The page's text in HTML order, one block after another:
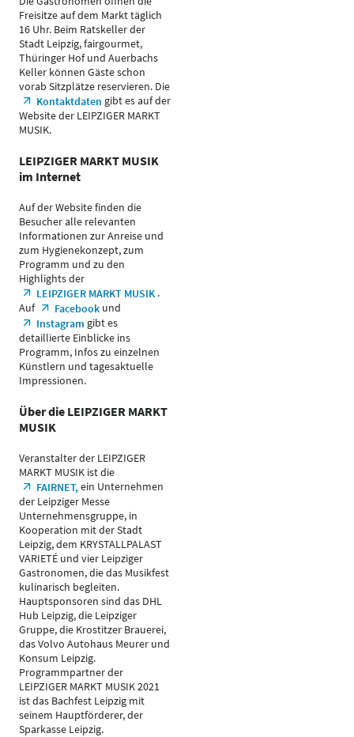
Freisitze auf dem Markt täglich
16 Uhr. Beim Ratskeller der
Stadt Leipzig, fairgourmet,
Thüringer Hof und Auerbachs
Keller können Gäste schon
vorab Sitzplätze reservieren. Die
Kontaktdaten gibt es auf der
Website der LEIPZIGER MARKT
MUSIK.
LEIPZIGER MARKT MUSIK
im Internet
Auf der Website finden die
Besucher alle relevanten
Informationen zur Anreise und
zum Hygienekonzept, zum
Programm und zu den
Highlights der
LEIPZIGER MARKT MUSIK.
Auf
Facebookund
Instagram gibt es
detaillierte Einblicke ins
Programm, Infos zu einzelnen
Künstlern und tagesaktuelle
Impressionen.
Über die LEIPZIGER MARKT
MUSIK
Veranstalter der LEIPZIGER
MARKT MUSIK ist die
FAIRNET,ein Unternehmen
der Leipziger Messe
Unternehmensgruppe, in
Kooperation mit der Stadt
Leipzig, dem KRYSTALLPALAST
VARIETÉ und vier Leipziger
Gastronomen, die das Musikfest
kulinarisch begleiten.
Hauptsponsoren sind das DHL
Hub Leipzig, die Leipziger
Gruppe, die Krostitzer Brauerei,
das Volvo Autohaus Meurer und
Konsum Leipzig.
Programmpartner der
LEIPZIGER MARKT MUSIK 2021
ist das Bachfest Leipzig mit
seinem Hauptförderer, der
Sparkasse Leipzig.